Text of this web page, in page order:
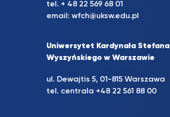
tel. + 48 22 569 68 01
email: wfch@uksw.edu.pl
Uniwersytet Kardynała Stefana
Wyszyńskiego w Warszawie
ul. Dewajtis 5, 01-815 Warszawa
tel. centrala +48 22 561 88 00